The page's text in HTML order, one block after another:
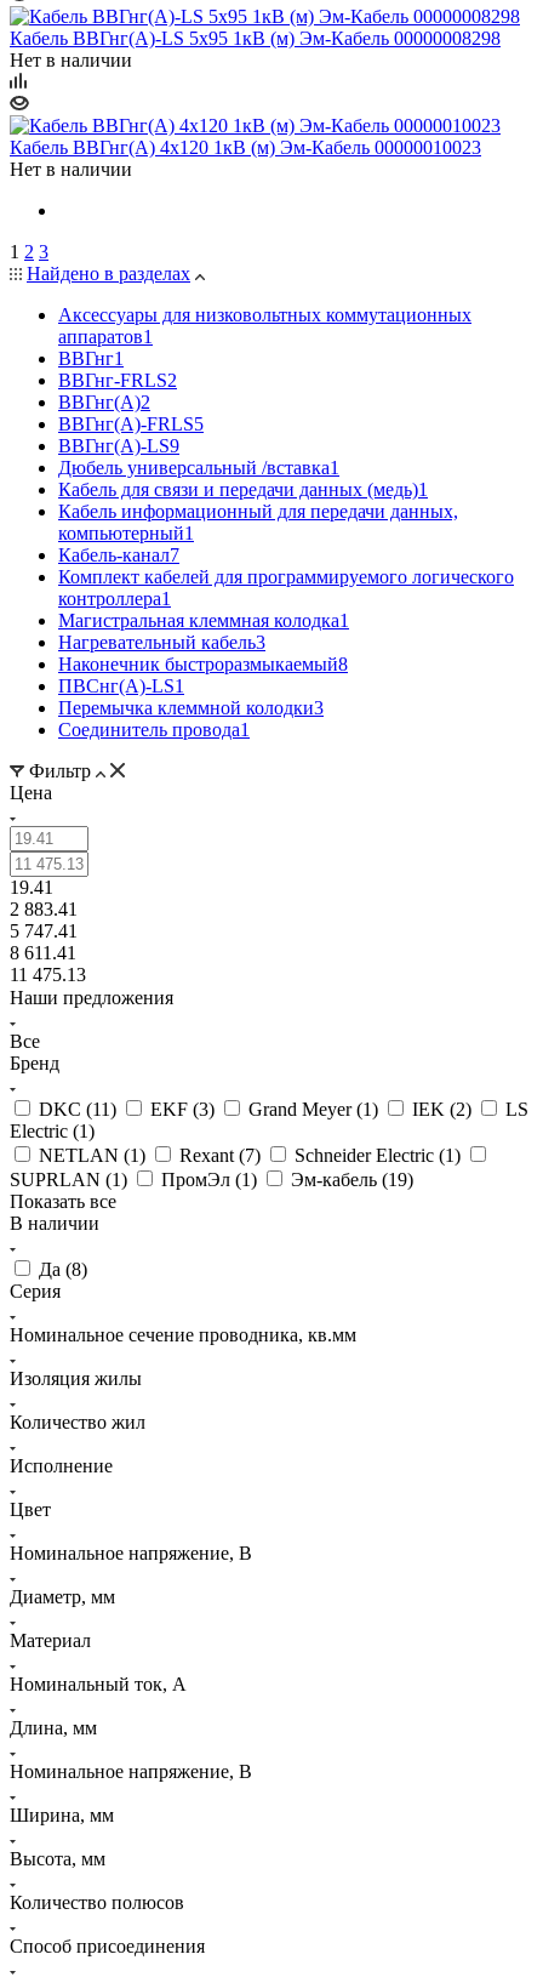
Кабель ВВГнг(А)-LS 5х95 1кВ (м) Эм-Кабель 00000008298
Нет в наличии
Кабель ВВГнг(А) 4х120 1кВ (м) Эм-Кабель 00000010023
Нет в наличии
1 2 3
Найдено в разделах
Аксессуары для низковольтных коммутационных
аппаратов1
ВВГнг1
ВВГнг-FRLS2
ВВГнг(А)2
ВВГнг(А)-FRLS5
ВВГнг(А)-LS9
Дюбель универсальный /вставка1
Кабель для связи и передачи данных (медь)1
Кабель информационный для передачи данных,
компьютерный1
Кабель-канал7
Комплект кабелей для программируемого логического
контроллера1
Магистральная клеммная колодка1
Нагревательный кабель3
Наконечник быстроразмыкаемый8
ПВСнг(А)-LS1
Перемычка клеммной колодки3
Соединитель провода1
Фильтр
Цена
19.41
2 883.41
5 747.41
8 611.41
11 475.13
Наши предложения
Все
Бренд
DKC (11) EKF (3) Grand Meyer (1) IEK (2)
LS
Electric (1)
NETLAN (1) Rexant (7) Schneider Electric (1)
SUPRLAN (1) ПромЭл (1) Эм-кабель (19)
Показать все
В наличии
Да (8)
Серия
Номинальное сечение проводника, кв.мм
Изоляция жилы
Количество жил
Исполнение
Цвет
Номинальное напряжение, В
Диаметр, мм
Материал
Номинальный ток, А
Длина, мм
Номинальное напряжение, В
Ширина, мм
Высота, мм
Количество полюсов
Способ присоединения